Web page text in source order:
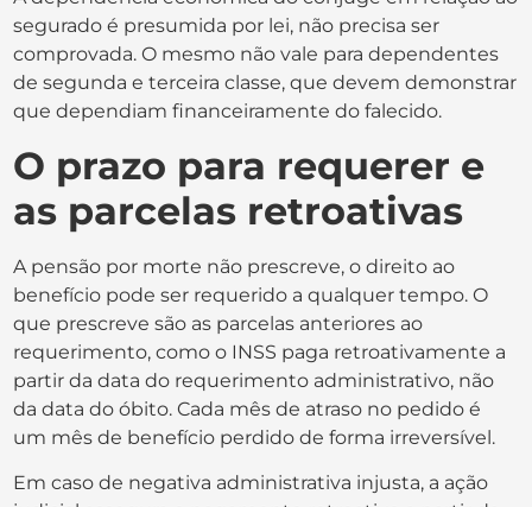
segurado é presumida por lei, não precisa ser
comprovada. O mesmo não vale para dependentes
de segunda e terceira classe, que devem demonstrar
que dependiam financeiramente do falecido.
O prazo para requerer e
as parcelas retroativas
A pensão por morte não prescreve, o direito ao
benefício pode ser requerido a qualquer tempo. O
que prescreve são as parcelas anteriores ao
requerimento, como o INSS paga retroativamente a
partir da data do requerimento administrativo, não
da data do óbito. Cada mês de atraso no pedido é
um mês de benefício perdido de forma irreversível.
Em caso de negativa administrativa injusta, a ação